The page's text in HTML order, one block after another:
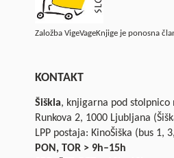
Založba VigeVageKnjige je ponosna
KONTAKT
Šiškla, knjigarna pod stolpnico
Runkova 2, 1000 Ljubljana
LPP postaja: KinoŠiška (bus 1,
PON, TOR > 9h–15h